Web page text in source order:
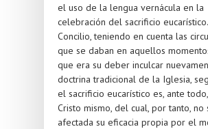
el uso de la lengua vernácula en la
celebración del sacrificio
Concilio, teniendo en cuenta las
que se daban en aquellos
que era su deber inculcar
doctrina tradicional de la Iglesia,
el sacrificio eucarístico es, ante
Cristo mismo, del cual, por tanto, no
afectada su eficacia propia por el